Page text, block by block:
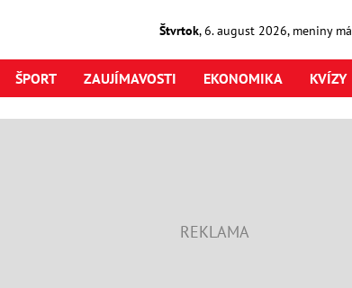
Štvrtok,6. august2026, meniny má
ŠPORT ZAUJÍMAVOSTI EKONOMIKA KVÍZY